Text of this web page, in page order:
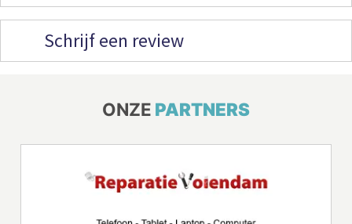
Schrijf een review
ONZE PARTNERS